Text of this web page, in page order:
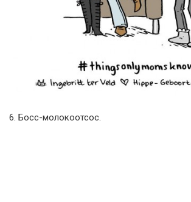
6. Босс-молокоотсос.